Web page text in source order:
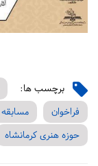
برچسب ها:
فراخوان
مسابقه
حوزه هنری کرمانشاه